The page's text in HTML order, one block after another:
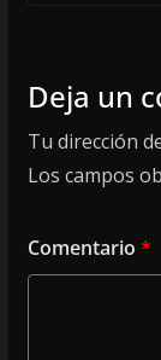
Deja un
Tu dirección
Los campos
Comentario *